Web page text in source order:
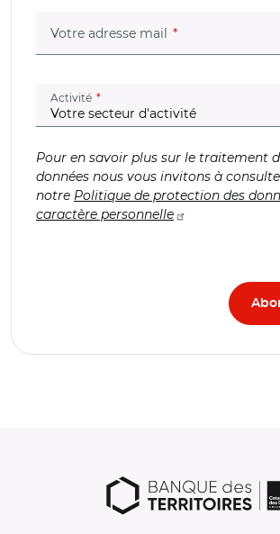
Votre adresse mail (champ
Activité (champ obligatoire)
Pour en savoir plus sur le traitement
données nous vous invitons à
notre Politique de protection des
caractère personnelle